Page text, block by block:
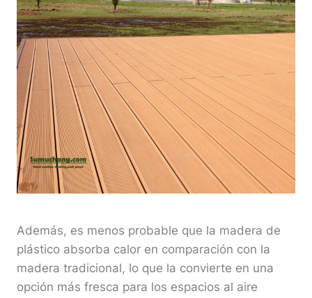
Además, es menos probable que la madera de
plástico absorba calor en comparación con la
madera tradicional, lo que la convierte en una
opción más fresca para los espacios al aire